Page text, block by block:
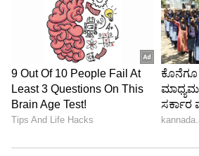
ದೂರದ ದೃಶ್ಯವನ್ನು ಸಮೀಪವಾಗಿ
ಹಿಡಿಯಲು ಒಂದು ಕ್ಯಾಮೆರಾ ಸಹಾಯ
ಹಾಗೆಯೇ ಲಾಂಗ್ ಶಾಟ್‌ ವ್ಯೂವ್‌
ಮತ್ತೊಂದು ಕ್ಯಾಮೆರಾ ಆನ್
ಬಳಸಿ ಎಲ್ಲಾ ಆಯಾಮಗಳಲ್ಲಿ
ಮಾಡಿಕೊಳ್ಳಬಹುದು. ಇದಲ್ಲದೆ,
ಈಗ AI ಮತ್ತು ಇಮೇಜ್ ಪ್ರೊಸೆಸಿಂಗ್